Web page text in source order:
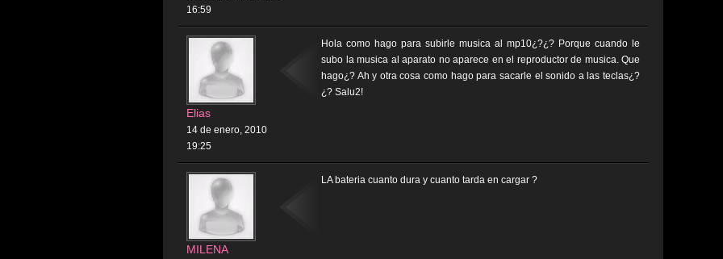
16:59
Elias
14 de enero, 2010
19:25
Hola como hago para subirle musica al mp10¿?¿? Porque cuando le
subo la musica al aparato no aparece en el reproductor de musica. Que
hago¿? Ah y otra cosa como hago para sacarle el sonido a las teclas¿?
¿? Salu2!
MILENA
LA bateria cuanto dura y cuanto tarda en cargar ?